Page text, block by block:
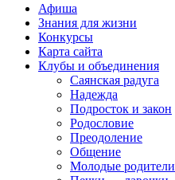
Афиша
Знания для жизни
Конкурсы
Карта сайта
Клубы и объединения
Саянская радуга
Надежда
Подросток и закон
Родословие
Преодоление
Общение
Молодые родители